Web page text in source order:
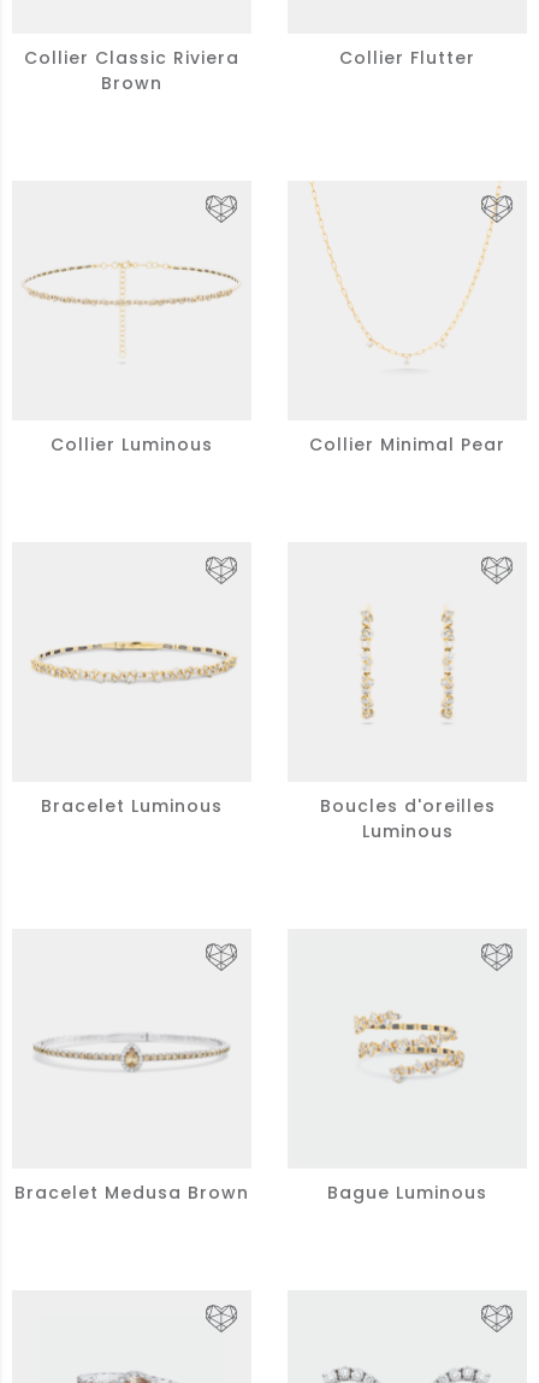
Collier Classic Riviera
Brown
Collier Flutter
Collier Luminous Collier Minimal Pear
Bracelet Luminous
Boucles d'oreilles
Luminous
Bracelet Medusa Brown Bague Luminous